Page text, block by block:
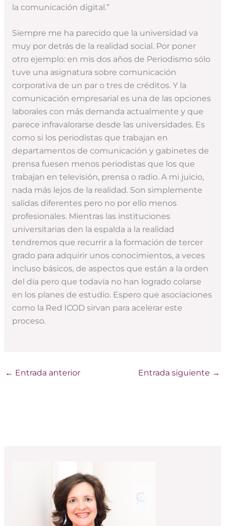
la comunicación digital.”
Siempre me ha parecido que la universidad va
muy por detrás de la realidad social. Por poner
otro ejemplo: en mis dos años de Periodismo sólo
tuve una asignatura sobre comunicación
corporativa de un par o tres de créditos. Y la
comunicación empresarial es una de las opciones
laborales con más demanda actualmente y que
parece infravalorarse desde las universidades. Es
como si los periodistas que trabajan en
departamentos de comunicación y gabinetes de
prensa fuesen menos periodistas que los que
trabajan en televisión, prensa o radio. A mi juicio,
nada más lejos de la realidad. Son simplemente
salidas diferentes pero no por ello menos
profesionales. Mientras las instituciones
universitarias den la espalda a la realidad
tendremos que recurrir a la formación de tercer
grado para adquirir unos conocimientos, a veces
incluso básicos, de aspectos que están a la orden
del día pero que todavía no han logrado colarse
en los planes de estudio. Espero que asociaciones
como la Red ICOD sirvan para acelerar este
proceso.
← Entrada anterior Entrada siguiente →